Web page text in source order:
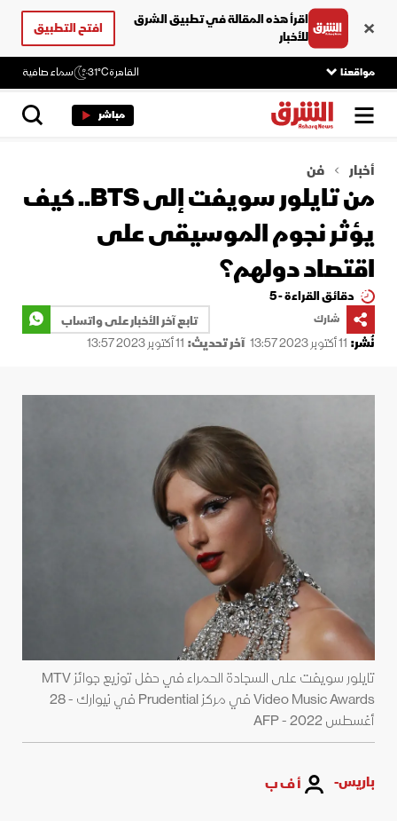
اقرأ هذه المقالة في تطبيق الشرق
للأخبار
افتح التطبيق
مواقعنا القاهرة31°C سماء صافية
مباشر
أخبار فن
من تايلور سويفت إلى BTS.. كيف
يؤثر نجوم الموسيقى على
اقتصاد دولهم؟
دقائق القراءة - 5
شارك
تابع آخر الأخبار على واتساب
نُشر: 11 أكتوبر 2023 13:57 آخر تحديث: 11 أكتوبر 2023 13:57
تايلور سويفت على السجادة الحمراء في حفل توزيع جوائز MTV
Video Music Awards في مركز Prudential في نيوارك - 28
أغسطس 2022 - AFP
باريس- أ ف ب